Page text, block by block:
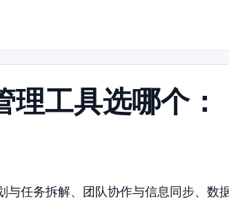
工具选哪个：
任务拆解、团队协作与信息同步、数